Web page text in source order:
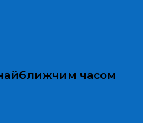
часом